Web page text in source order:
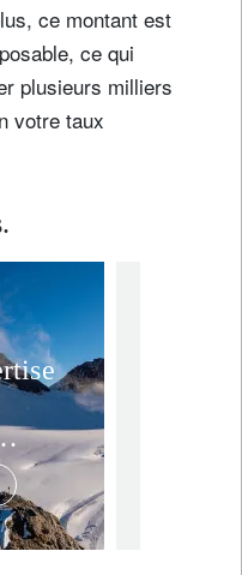
ce montant est
ce qui
plusieurs milliers
votre taux